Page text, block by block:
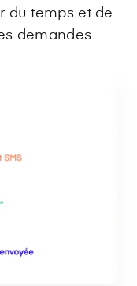
du temps et de
demandes.